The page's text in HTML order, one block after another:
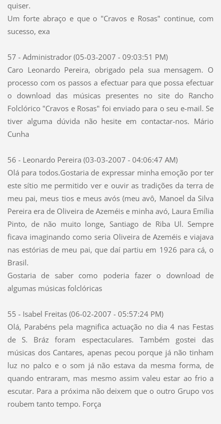
quiser.
Um forte abraço e que o "Cravos e Rosas" continue, com
sucesso, exa
57 - Administrador (05-03-2007 - 09:03:51 PM)
Caro Leonardo Pereira, obrigado pela sua mensagem. O
processo com os passos a efectuar para que possa efectuar
o download das músicas presentes no site do Rancho
Folclórico "Cravos e Rosas" foi enviado para o seu e-mail. Se
tiver alguma dúvida não hesite em contactar-nos. Mário
Cunha
56 - Leonardo Pereira (03-03-2007 - 04:06:47 AM)
Olá para todos.Gostaria de expressar minha emoção por ter
este sítio me permitido ver e ouvir as tradições da terra de
meu pai, meus tios e meus avós (meu avô, Manoel da Silva
Pereira era de Oliveira de Azeméis e minha avó, Laura Emília
Pinto, de não muito longe, Santiago de Riba Ul. Sempre
ficava imaginando como seria Oliveira de Azeméis e viajava
nas estórias de meu pai, que daí partiu em 1926 para cá, o
Brasil.
Gostaria de saber como poderia fazer o download de
algumas músicas folclóricas
55 - Isabel Freitas (06-02-2007 - 05:57:24 PM)
Olá, Parabéns pela magnifica actuação no dia 4 nas Festas
de S. Bráz foram espectaculares. Também gostei das
músicas dos Cantares, apenas pecou porque já não tinham
luz no palco e o som já não estava da mesma forma, de
quando entraram, mas mesmo assim valeu estar ao frio a
escutar. Para a próxima não deixem que o outro Grupo vos
roubem tanto tempo. Força